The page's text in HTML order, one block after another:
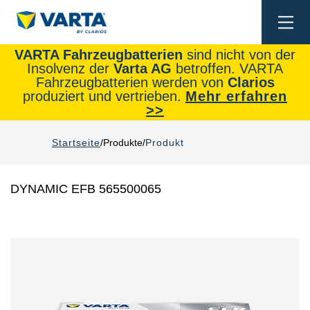
VARTA Fahrzeugbatterien sind nicht von der
Insolvenz der Varta AG betroffen. VARTA
Fahrzeugbatterien werden von Clarios
produziert und vertrieben. Mehr erfahren
>>
Startseite Produkte Produkt
DYNAMIC EFB 565500065